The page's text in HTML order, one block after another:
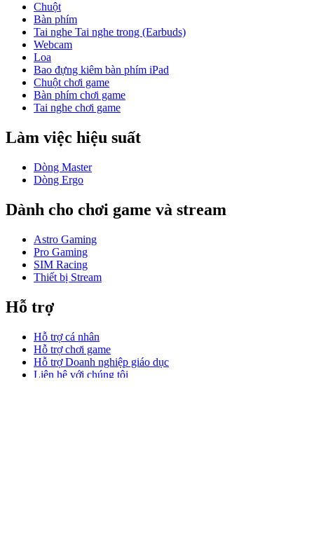
Chuột
Bàn phím
Tai nghe Tai nghe trong (Earbuds)
Webcam
Loa
Bao đựng kiêm bàn phím iPad
Chuột chơi game
Bàn phím chơi game
Tai nghe chơi game
Làm việc hiệu suất
Dòng Master
Dòng Ergo
Dành cho chơi game và stream
Astro Gaming
Pro Gaming
SIM Racing
Thiết bị Stream
Hỗ trợ
Hỗ trợ cá nhân
Hỗ trợ chơi game
Hỗ trợ Doanh nghiệp giáo dục
Liên hệ với chúng tôi